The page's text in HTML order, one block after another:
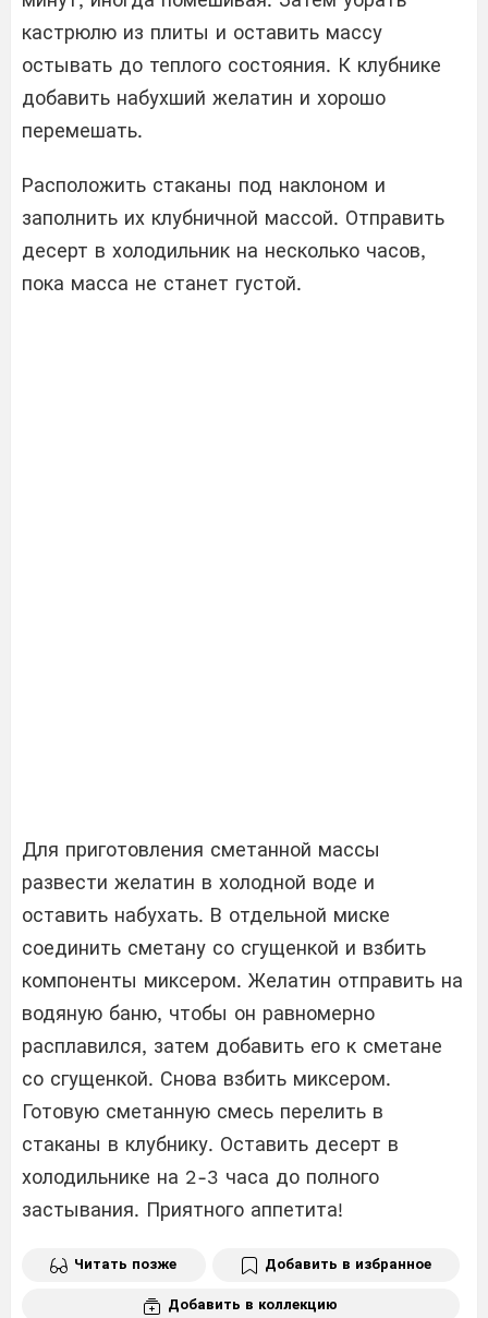
кастрюлю из плиты и оставить массу
остывать до теплого состояния. К клубнике
добавить набухший желатин и хорошо
перемешать.
Расположить стаканы под наклоном и
заполнить их клубничной массой. Отправить
десерт в холодильник на несколько часов,
пока масса не станет густой.
Для приготовления сметанной массы
развести желатин в холодной воде и
оставить набухать. В отдельной миске
соединить сметану со сгущенкой и взбить
компоненты миксером. Желатин отправить на
водяную баню, чтобы он равномерно
расплавился, затем добавить его к сметане
со сгущенкой. Снова взбить миксером.
Готовую сметанную смесь перелить в
стаканы в клубнику. Оставить десерт в
холодильнике на 2-3 часа до полного
застывания. Приятного аппетита!
Читать позже Добавить в избранное
Добавить в коллекцию